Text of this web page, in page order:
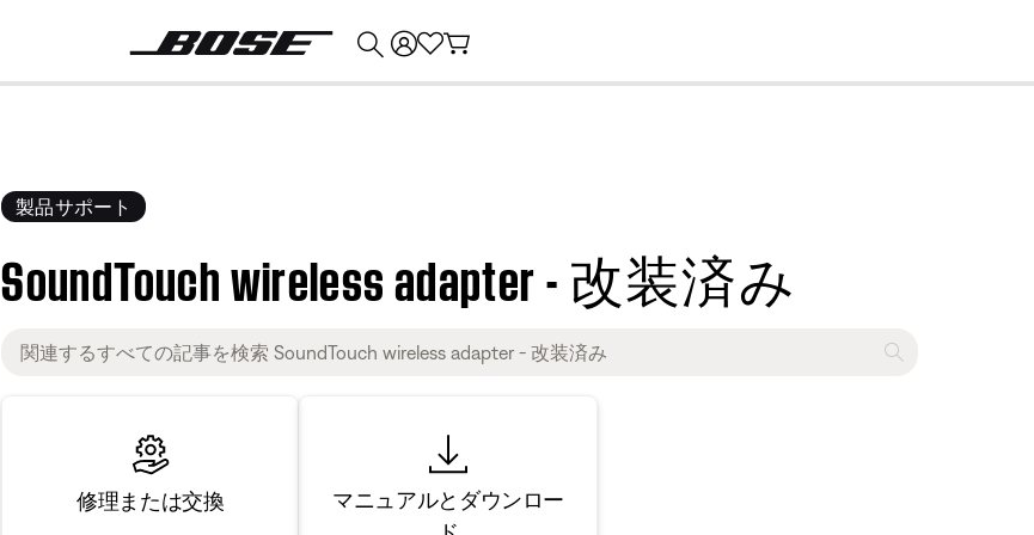
製品サポート
SoundTouch wireless adapter - 改装済み
修理または交換
マニュアルとダウンロー